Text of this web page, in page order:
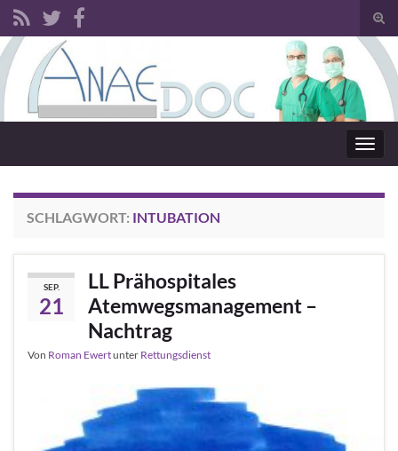
SCHLAGWORT: INTUBATION
SEP.
21
LL Prähospitales
Atemwegsmanagement –
Nachtrag
Von Roman Ewertunter Rettungsdienst